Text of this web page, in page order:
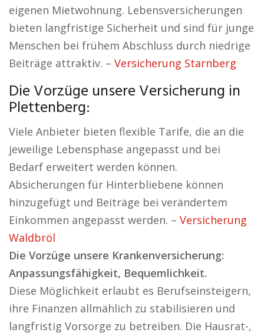
eigenen Mietwohnung. Lebensversicherungen
bieten langfristige Sicherheit und sind für junge
Menschen bei frühem Abschluss durch niedrige
Beiträge attraktiv. – Versicherung Starnberg
Die Vorzüge unsere Versicherung in
Plettenberg:
Viele Anbieter bieten flexible Tarife, die an die
jeweilige Lebensphase angepasst und bei
Bedarf erweitert werden können.
Absicherungen für Hinterbliebene können
hinzugefügt und Beiträge bei verändertem
Einkommen angepasst werden. – Versicherung
Waldbröl
Die Vorzüge unsere Krankenversicherung:
Anpassungsfähigkeit, Bequemlichkeit.
Diese Möglichkeit erlaubt es Berufseinsteigern,
ihre Finanzen allmählich zu stabilisieren und
langfristig Vorsorge zu betreiben. Die Hausrat-,